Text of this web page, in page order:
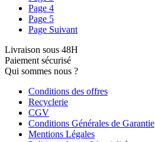
Page 4
Page 5
Page Suivant
Livraison sous 48H
Paiement sécurisé
Qui sommes nous ?
Conditions des offres
Recyclerie
CGV
Conditions Générales de Garantie
Mentions Légales